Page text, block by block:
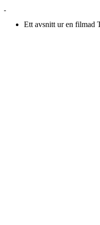
Ett avsnitt ur en filmad